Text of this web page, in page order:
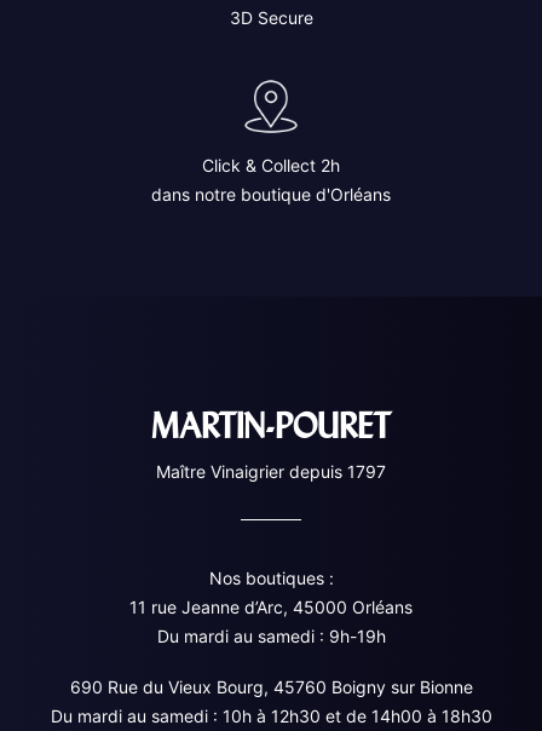
3D Secure
Click & Collect 2h
dans notre boutique d'Orléans
MARTIN-POURET
Maître Vinaigrier depuis 1797
Nos boutiques :
11 rue Jeanne d’Arc, 45000 Orléans
Du mardi au samedi : 9h-19h
690 Rue du Vieux Bourg, 45760 Boigny sur Bionne
Du mardi au samedi : 10h à 12h30 et de 14h00 à 18h30